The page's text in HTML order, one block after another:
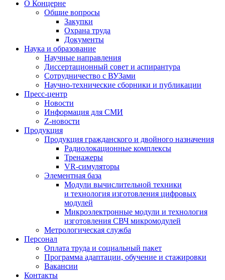
О Концерне
Общие вопросы
Закупки
Охрана труда
Документы
Наука и образование
Научные направления
Диссертационный совет и аспирантура
Сотрудничество с ВУЗами
Научно-технические сборники и публикации
Пресс-центр
Новости
Информация для СМИ
Z-новости
Продукция
Продукция гражданского и двойного назначения
Радиолокационные комплексы
Тренажеры
VR-симуляторы
Элементная база
Модули вычислительной техники
и технология изготовления цифровых
модулей
Микроэлектронные модули и технология
изготовления СВЧ микромодулей
Метрологическая служба
Персонал
Оплата труда и социальный пакет
Программа адаптации, обучение и стажировки
Вакансии
Контакты